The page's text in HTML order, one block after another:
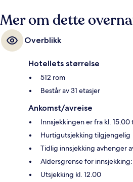
Mer om dette
Overblikk
Hotellets størrelse
512 rom
Består av 31 etasjer
Ankomst/avreise
Innsjekkingen er fra kl. 15.00
Hurtigutsjekking tilgjengelig
Tidlig innsjekking avhenger
Aldersgrense for innsjekking:
Utsjekking kl. 12.00